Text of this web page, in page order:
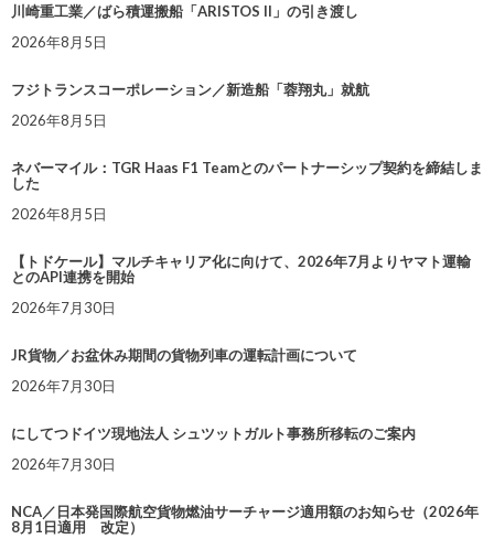
川崎重工業／ばら積運搬船「ARISTOS II」の引き渡し
2026年8月5日
フジトランスコーポレーション／新造船「蓉翔丸」就航
2026年8月5日
ネバーマイル：TGR Haas F1 Teamとのパートナーシップ契約を締結しま
した
2026年8月5日
【トドケール】マルチキャリア化に向けて、2026年7月よりヤマト運輸
とのAPI連携を開始
2026年7月30日
JR貨物／お盆休み期間の貨物列車の運転計画について
2026年7月30日
にしてつドイツ現地法人 シュツットガルト事務所移転のご案内
2026年7月30日
NCA／日本発国際航空貨物燃油サーチャージ適用額のお知らせ（2026年
8月1日適用 改定）